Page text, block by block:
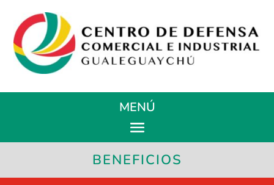
MENÚ
BENEFICIOS